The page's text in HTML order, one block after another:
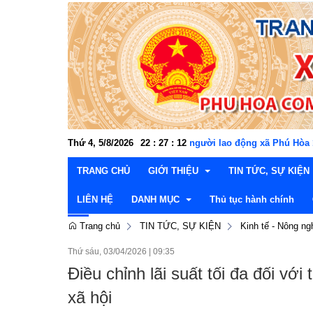
Thứ 4, 5/8/2026 22 : 27 : 13
Cán bộ, công chức, viên chức, người lao động xã Phú Hòa 1 "THÂN
TRANG CHỦ GIỚI THIỆU
Cơ cấu tổ chức Đảng ủy
TIN TỨC, SỰ KIỆN
Văn hóa xã hội -
LIÊN HỆ DANH MỤC Thủ tục hành chính
Trang chủ TIN TỨC, SỰ KIỆN Kinh tế - Nông
Thứ sáu, 03/04/2026 | 09:35
Điều chỉnh lãi suất tối đa đối với
xã hội